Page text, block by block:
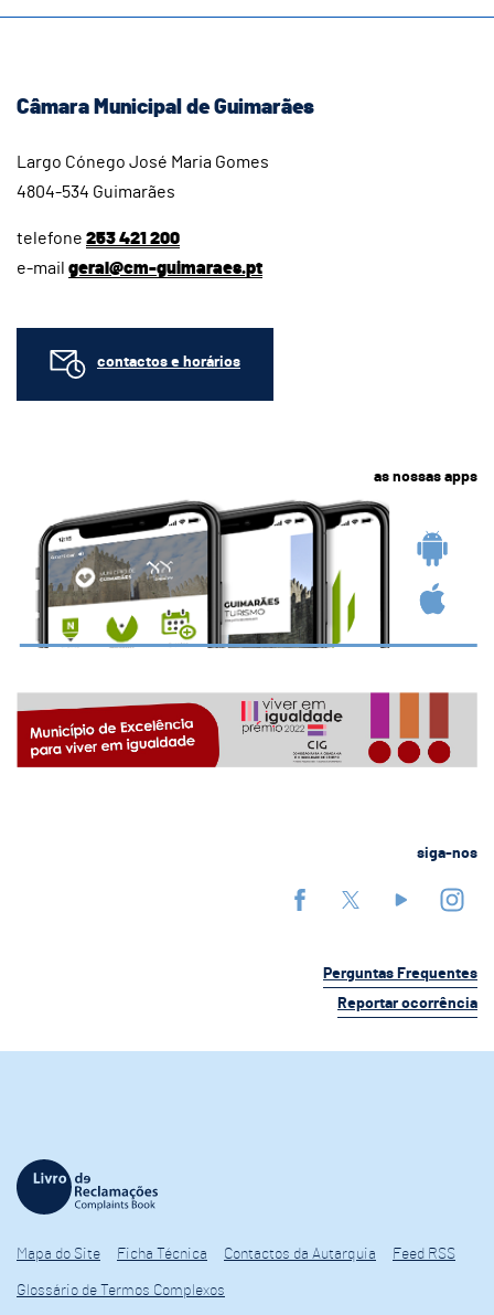
Câmara Municipal de Guimarães
Largo Cónego José Maria Gomes
4804-534 Guimarães
telefone 253 421 200
e-mail geral@cm-guimaraes.pt
contactos e horários
as nossas apps
siga-nos
Perguntas Frequentes
Reportar ocorrência
Mapa do Site Ficha Técnica Contactos da Autarquia Feed RSS
Glossário de Termos Complexos